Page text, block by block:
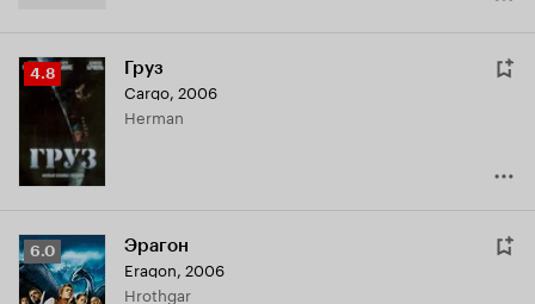
Рейтинг
Кинопоиска
4.8 Груз
Cargo, 2006
Herman
Рейтинг
Кинопоиска
6.0
6.0 Эрагон
Eragon, 2006
Hrothgar